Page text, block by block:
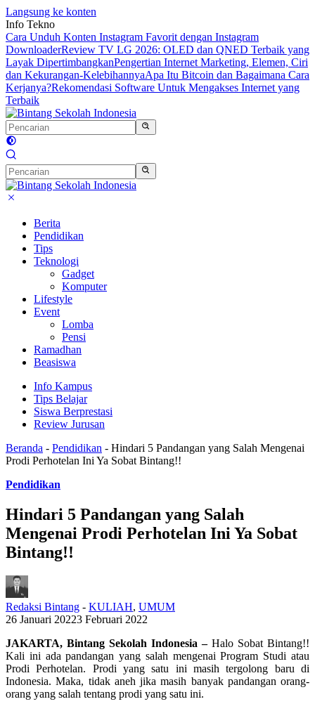
Langsung ke konten
Info Tekno
Cara Unduh Konten Instagram Favorit dengan Instagram
DownloaderReview TV LG 2026: OLED dan QNED Terbaik yang
Layak DipertimbangkanPengertian Internet Marketing, Elemen, Ciri
dan Kekurangan-KelebihannyaApa Itu Bitcoin dan Bagaimana Cara
Kerjanya?Rekomendasi Software Untuk Mengakses Internet yang
Terbaik
Berita
Pendidikan
Tips
Teknologi
Gadget
Komputer
Lifestyle
Event
Lomba
Pensi
Ramadhan
Beasiswa
Info Kampus
Tips Belajar
Siswa Berprestasi
Review Jurusan
Beranda - Pendidikan - Hindari 5 Pandangan yang Salah Mengenai
Prodi Perhotelan Ini Ya Sobat Bintang!!
Pendidikan
Hindari 5 Pandangan yang Salah
Mengenai Prodi Perhotelan Ini Ya Sobat
Bintang!!
Redaksi Bintang - KULIAH, UMUM
26 Januari 20223 Februari 2022
JAKARTA, Bintang Sekolah Indonesia –Halo Sobat Bintang!!
Kali ini ada pandangan yang salah mengenai Program Studi atau
Prodi Perhotelan. Prodi yang satu ini masih tergolong baru di
Indonesia. Maka, tidak aneh jika masih banyak pandangan orang-
orang yang salah tentang prodi yang satu ini.